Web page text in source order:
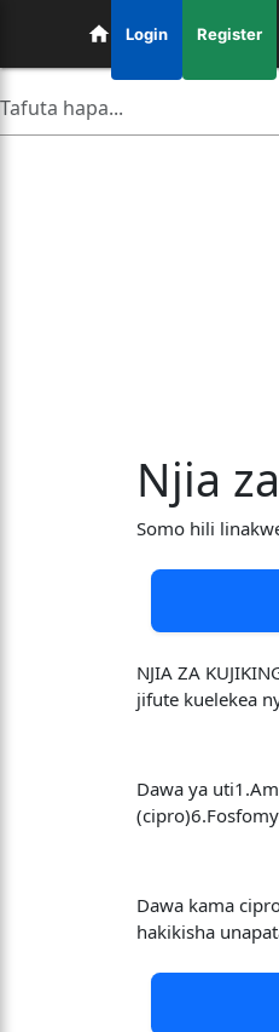
Login Register
Njia
Somo hili
NJIA ZA
jifute kuelekea
Dawa ya
Dawa kama
hakikisha